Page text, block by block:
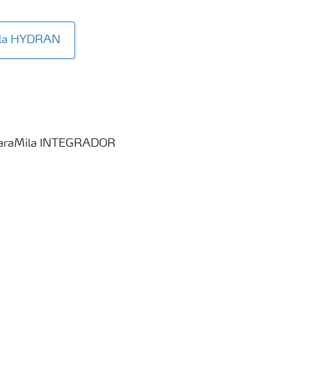
HYDRAN